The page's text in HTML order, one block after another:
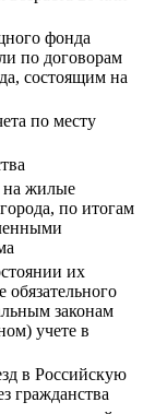
фонда
по договорам
состоящим на
по месту
на жилые
по итогам
их
законам
учете в
в Российскую
гражданства